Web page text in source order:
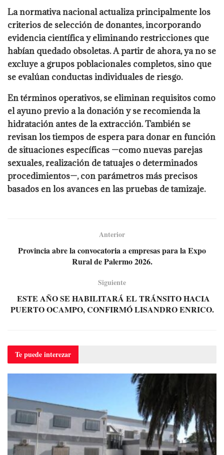
La normativa nacional actualiza principalmente los
criterios de selección de donantes, incorporando
evidencia científica y eliminando restricciones que
habían quedado obsoletas. A partir de ahora, ya no se
excluye a grupos poblacionales completos, sino que
se evalúan conductas individuales de riesgo.
En términos operativos, se eliminan requisitos como
el ayuno previo a la donación y se recomienda la
hidratación antes de la extracción. También se
revisan los tiempos de espera para donar en función
de situaciones específicas —como nuevas parejas
sexuales, realización de tatuajes o determinados
procedimientos—, con parámetros más precisos
basados en los avances en las pruebas de tamizaje.
Anterior
Provincia abre la convocatoria a empresas para la Expo
Rural de Palermo 2026.
Siguiente
ESTE AÑO SE HABILITARÁ EL TRÁNSITO HACIA
PUERTO OCAMPO, CONFIRMÓ LISANDRO ENRICO.
Te puedeinterezar